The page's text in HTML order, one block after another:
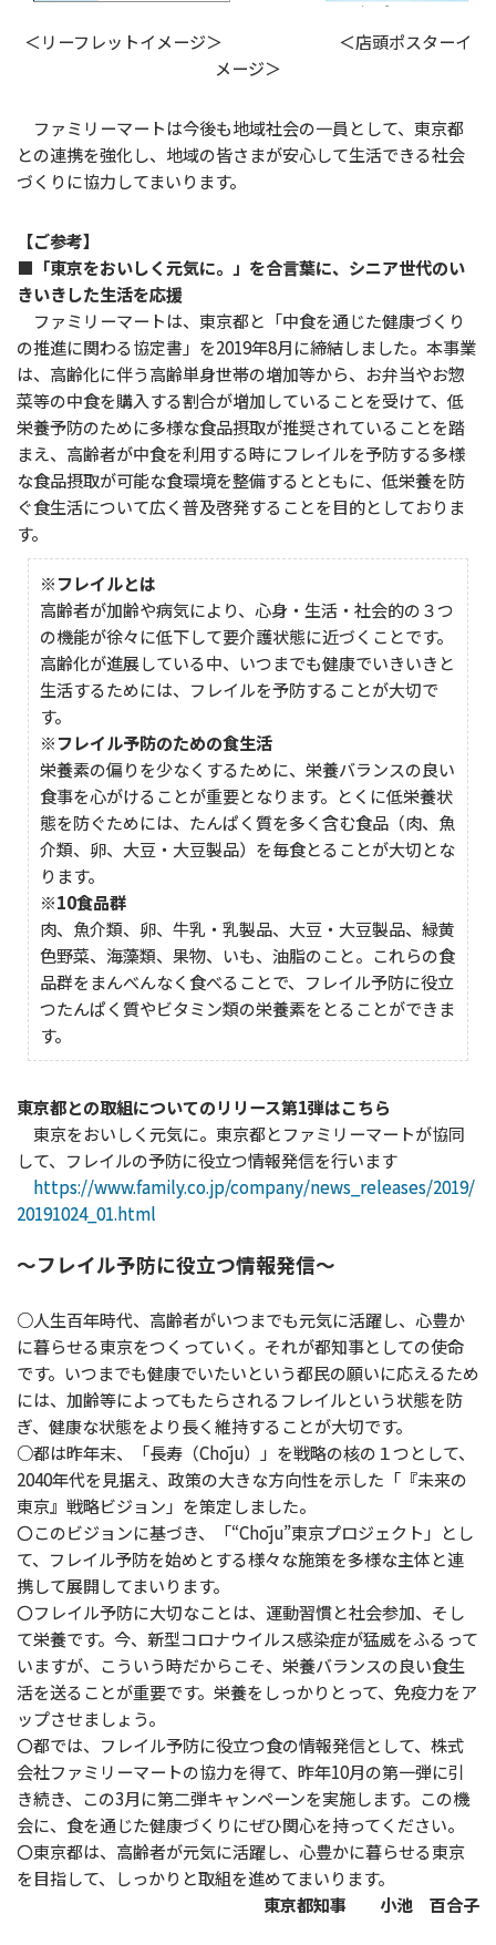
＜リーフレットイメージ＞ ＜店頭ポスターイ
メージ＞
ファミリーマートは今後も地域社会の一員として、東京都
との連携を強化し、地域の皆さまが安心して生活できる社会
づくりに協力してまいります。
【ご参考】
■「東京をおいしく元気に。」を合言葉に、シニア世代のい
きいきした生活を応援
ファミリーマートは、東京都と「中食を通じた健康づくり
の推進に関わる協定書」を2019年8月に締結しました。本事業
は、高齢化に伴う高齢単身世帯の増加等から、お弁当やお惣
菜等の中食を購入する割合が増加していることを受けて、低
栄養予防のために多様な食品摂取が推奨されていることを踏
まえ、高齢者が中食を利用する時にフレイルを予防する多様
な食品摂取が可能な食環境を整備するとともに、低栄養を防
ぐ食生活について広く普及啓発することを目的としておりま
す。
※フレイルとは
高齢者が加齢や病気により、心身・生活・社会的の３つ
の機能が徐々に低下して要介護状態に近づくことです。
高齢化が進展している中、いつまでも健康でいきいきと
生活するためには、フレイルを予防することが大切で
す。
※フレイル予防のための食生活
栄養素の偏りを少なくするために、栄養バランスの良い
食事を心がけることが重要となります。とくに低栄養状
態を防ぐためには、たんぱく質を多く含む食品（肉、魚
介類、卵、大豆・大豆製品）を毎食とることが大切とな
ります。
※10食品群
肉、魚介類、卵、牛乳・乳製品、大豆・大豆製品、緑黄
色野菜、海藻類、果物、いも、油脂のこと。これらの食
品群をまんべんなく食べることで、フレイル予防に役立
つたんぱく質やビタミン類の栄養素をとることができま
す。
東京都との取組についてのリリース第1弾はこちら
東京をおいしく元気に。東京都とファミリーマートが協同
して、フレイルの予防に役立つ情報発信を行います
https://www.family.co.jp/company/news_releases/2019/
20191024_01.html
～フレイル予防に役立つ情報発信～
○人生百年時代、高齢者がいつまでも元気に活躍し、心豊か
に暮らせる東京をつくっていく。それが都知事としての使命
です。いつまでも健康でいたいという都民の願いに応えるため
には、加齢等によってもたらされるフレイルという状態を防
ぎ、健康な状態をより長く維持することが大切です。
○都は昨年末、「長寿（Chōju）」を戦略の核の１つとして、
2040年代を見据え、政策の大きな方向性を示した「『未来の
東京』戦略ビジョン」を策定しました。
〇このビジョンに基づき、「“Chōju”東京プロジェクト」とし
て、フレイル予防を始めとする様々な施策を多様な主体と連
携して展開してまいります。
〇フレイル予防に大切なことは、運動習慣と社会参加、そし
て栄養です。今、新型コロナウイルス感染症が猛威をふるって
いますが、こういう時だからこそ、栄養バランスの良い食生
活を送ることが重要です。栄養をしっかりとって、免疫力をア
ップさせましょう。
〇都では、フレイル予防に役立つ食の情報発信として、株式
会社ファミリーマートの協力を得て、昨年10月の第一弾に引
き続き、この3月に第二弾キャンペーンを実施します。この機
会に、食を通じた健康づくりにぜひ関心を持ってください。
〇東京都は、高齢者が元気に活躍し、心豊かに暮らせる東京
を目指して、しっかりと取組を進めてまいります。
東京都知事 小池 百合子